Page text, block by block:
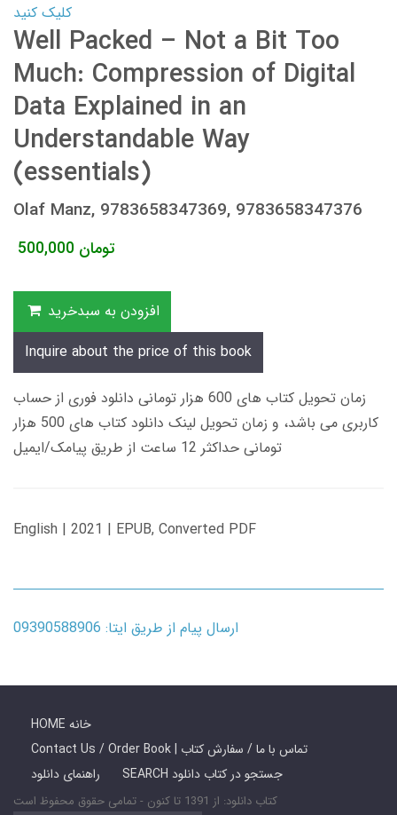
کلیک کنید
Well Packed – Not a Bit Too
Much: Compression of Digital
Data Explained in an
Understandable Way
(essentials)
Olaf Manz, 9783658347369, 9783658347376
500,000 تومان
افزودن به سبدخرید
Inquire about the price of this book
زمان تحویل کتاب های 600 هزار تومانی دانلود فوری از حساب
کاربری می باشد، و زمان تحویل لینک دانلود کتاب های 500 هزار
تومانی حداکثر 12 ساعت از طریق پیامک/ایمیل
English | 2021 | EPUB, Converted PDF
ارسال پیام از طریق ایتا: 09390588906
HOME خانه
Contact Us / Order Book | تماس با ما / سفارش کتاب
راهنمای دانلود
SEARCH جستجو در کتاب دانلود
کتاب دانلود: از 1391 تا کنون - تمامی حقوق محفوظ است